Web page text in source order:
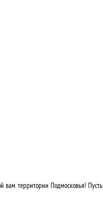
вам территории Подмосковья! Пусть